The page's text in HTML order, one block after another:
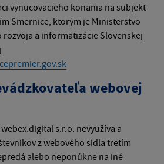
vynucovacieho konania na subjekt
Smernice, ktorým je Ministerstvo
a informatizácie Slovenskej
webovej
s.r.o. nevyužíva a
z webového sídla tretím
alebo neponúkne na iné